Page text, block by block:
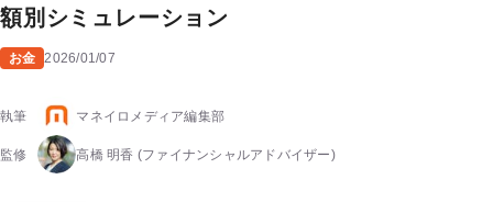
額別シミュレーション
お金 2026/01/07
執筆 マネイロメディア編集部
監修 高橋 明香 (ファイナンシャルアドバイザー)